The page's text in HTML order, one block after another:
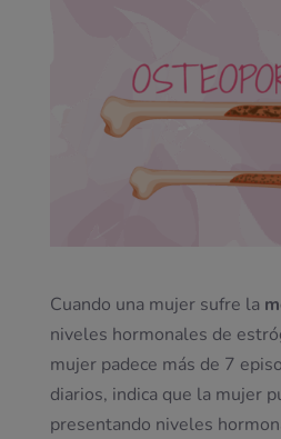
Cuando una mujer sufre la
niveles hormonales de
mujer padece más de 7
diarios, indica que la mujer
presentando niveles